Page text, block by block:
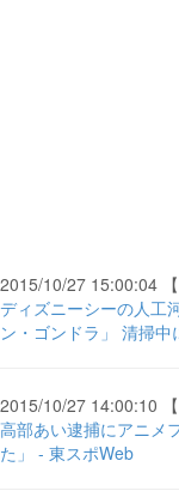
2015/10/27 15:00:04
ディズニーシーの人工
ン・ゴンドラ」 清掃
2015/10/27 14:00:10
高部あい逮捕にアニメ
た」 - 東スポWeb